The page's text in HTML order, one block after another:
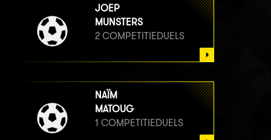
JOEP
MUNSTERS
2 COMPETITIEDUELS
NAÏM
MATOUG
1 COMPETITIEDUELS